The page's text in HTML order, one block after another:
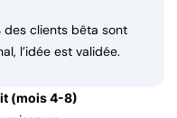
des clients bêta sont
l’idée est validée.
(mois 4-8)